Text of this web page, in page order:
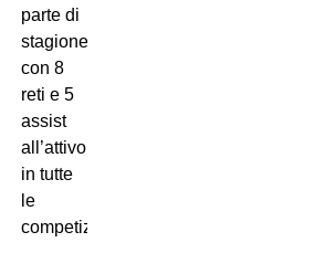
parte di
stagione
con 8
reti e 5
assist
all’attivo
in tutte
le
competizioni.